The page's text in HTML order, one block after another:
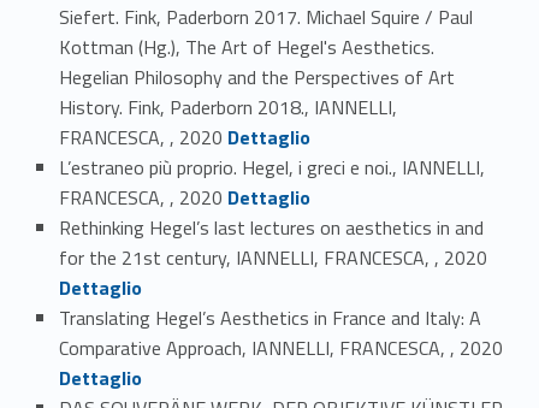
Siefert. Fink, Paderborn 2017. Michael Squire / Paul
Kottman (Hg.), The Art of Hegel's Aesthetics.
Hegelian Philosophy and the Perspectives of Art
History. Fink, Paderborn 2018., IANNELLI,
FRANCESCA, , 2020 Link identifier #identifier_person_62919-20
Dettaglio
L’estraneo più proprio. Hegel, i greci e noi., IANNELLI,
FRANCESCA, , 2020 Link identifier #identifier_person_69343-21
Dettaglio
Rethinking Hegel’s last lectures on aesthetics in and
for the 21st century, IANNELLI, FRANCESCA, , 2020
Dettaglio
Translating Hegel’s Aesthetics in France and Italy: A
Comparative Approach, IANNELLI, FRANCESCA, , 2020
Dettaglio